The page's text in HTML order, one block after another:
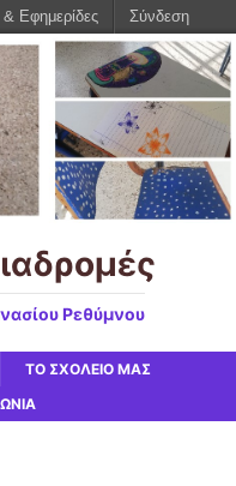
Ρεθύμνου
ΤΟ ΣΧΟΛΕΙΟ ΜΑΣ
& Εφημερίδες Σύνδεση